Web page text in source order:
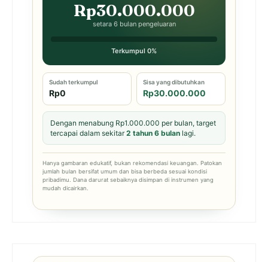
Rp30.000.000
setara 6 bulan pengeluaran
Terkumpul 0%
Sudah terkumpul
Rp0
Sisa yang dibutuhkan
Rp30.000.000
Dengan menabung Rp1.000.000 per bulan, target
tercapai dalam sekitar2 tahun 6 bulan lagi.
Hanya gambaran edukatif, bukan rekomendasi keuangan. Patokan
jumlah bulan bersifat umum dan bisa berbeda sesuai kondisi
pribadimu. Dana darurat sebaiknya disimpan di instrumen yang
mudah dicairkan.